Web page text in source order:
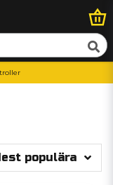
populära